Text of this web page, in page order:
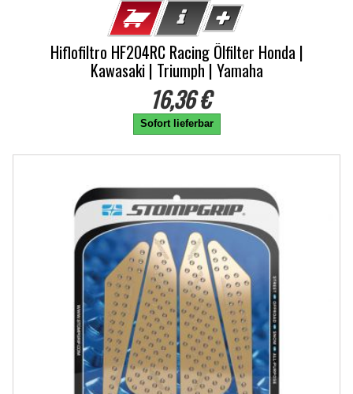
Hiflofiltro HF204RC Racing Ölfilter Honda |
Kawasaki | Triumph | Yamaha
16,36 €
Sofort lieferbar